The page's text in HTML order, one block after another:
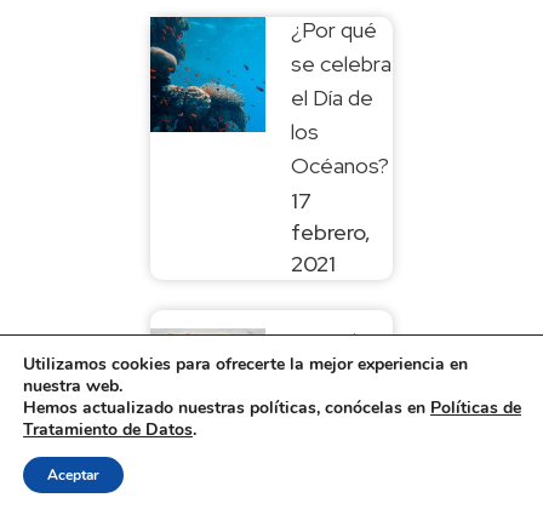
¿Por qué
se celebra
el Día de
los
Océanos?
17
febrero,
2021
Descubre
todos los
beneficios
Utilizamos cookies para ofrecerte la mejor experiencia en
nuestra web.
Hemos actualizado nuestras políticas, conócelas en Políticas de
Tratamiento de Datos.
Aceptar